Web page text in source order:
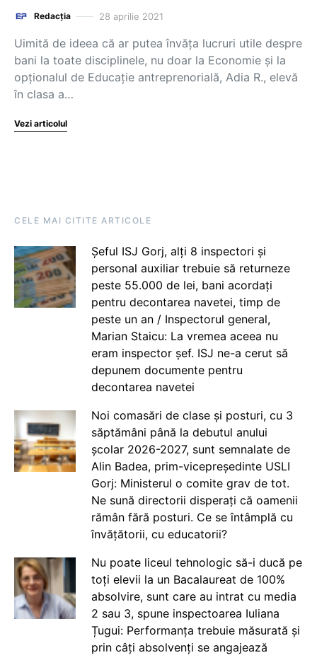
Redacția 28 aprilie 2021
Uimită de ideea că ar putea învăța lucruri utile despre
bani la toate disciplinele, nu doar la Economie și la
opționalul de Educație antreprenorială, Adia R., elevă
în clasa a…
Vezi articolul
CELE MAI CITITE ARTICOLE
Șeful ISJ Gorj, alți 8 inspectori și
personal auxiliar trebuie să returneze
peste 55.000 de lei, bani acordați
pentru decontarea navetei, timp de
peste un an / Inspectorul general,
Marian Staicu: La vremea aceea nu
eram inspector șef. ISJ ne-a cerut să
depunem documente pentru
decontarea navetei
Noi comasări de clase și posturi, cu 3
săptămâni până la debutul anului
școlar 2026-2027, sunt semnalate de
Alin Badea, prim-vicepreședinte USLI
Gorj: Ministerul o comite grav de tot.
Ne sună directorii disperați că oamenii
rămân fără posturi. Ce se întâmplă cu
învățătorii, cu educatorii?
Nu poate liceul tehnologic să-i ducă pe
toți elevii la un Bacalaureat de 100%
absolvire, sunt care au intrat cu media
2 sau 3, spune inspectoarea Iuliana
Țugui: Performanța trebuie măsurată și
prin câți absolvenți se angajează